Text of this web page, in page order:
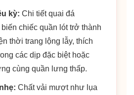
kỳ: Chi tiết quai đá
chiếc quần lót trở thành
thời trang lộng lẫy, thích
các dịp đặc biệt hoặc
cùng quần lưng thấp.
Chất vải mượt như lụa